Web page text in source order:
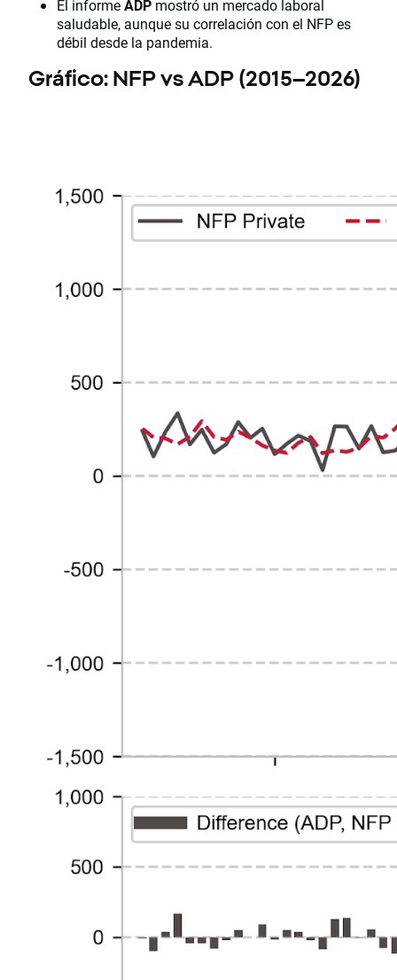
El informeADP mostró un mercado laboral
saludable, aunque su correlación con el NFP es
débil desde la pandemia.
Gráfico: NFP vs ADP (2015–2026)